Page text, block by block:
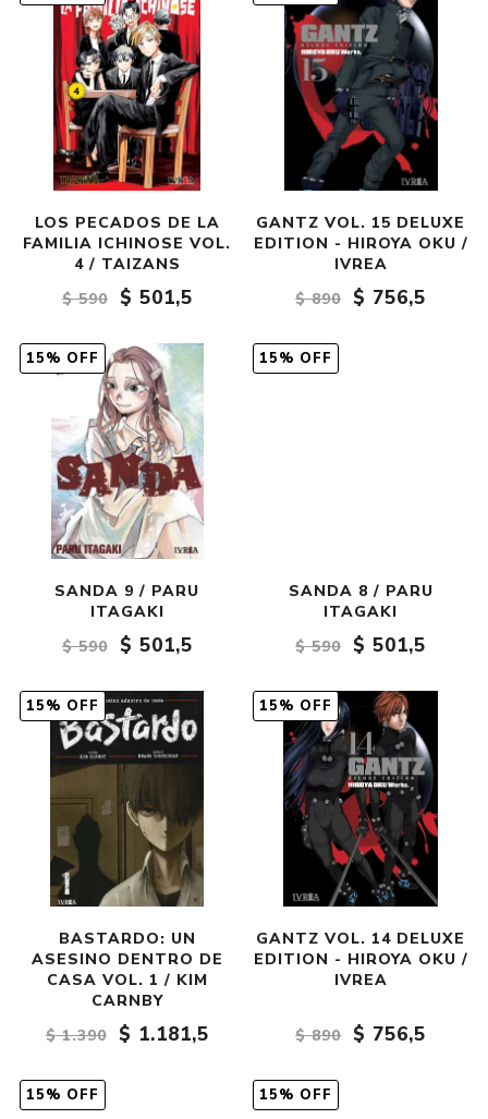
LOS PECADOS DE LA
FAMILIA ICHINOSE VOL.
4 / TAIZANS
$ 590
$ 501,5
GANTZ VOL. 15 DELUXE
EDITION - HIROYA OKU /
IVREA
$ 890
$ 756,5
15% OFF
SANDA 9 / PARU
ITAGAKI
$ 590
$ 501,5
15% OFF
SANDA 8 / PARU
ITAGAKI
$ 590
$ 501,5
15% OFF
BASTARDO: UN
ASESINO DENTRO DE
CASA VOL. 1 / KIM
CARNBY
$ 1.390
$ 1.181,5
15% OFF
GANTZ VOL. 14 DELUXE
EDITION - HIROYA OKU /
IVREA
$ 890 $ 756,5
15% OFF 15% OFF